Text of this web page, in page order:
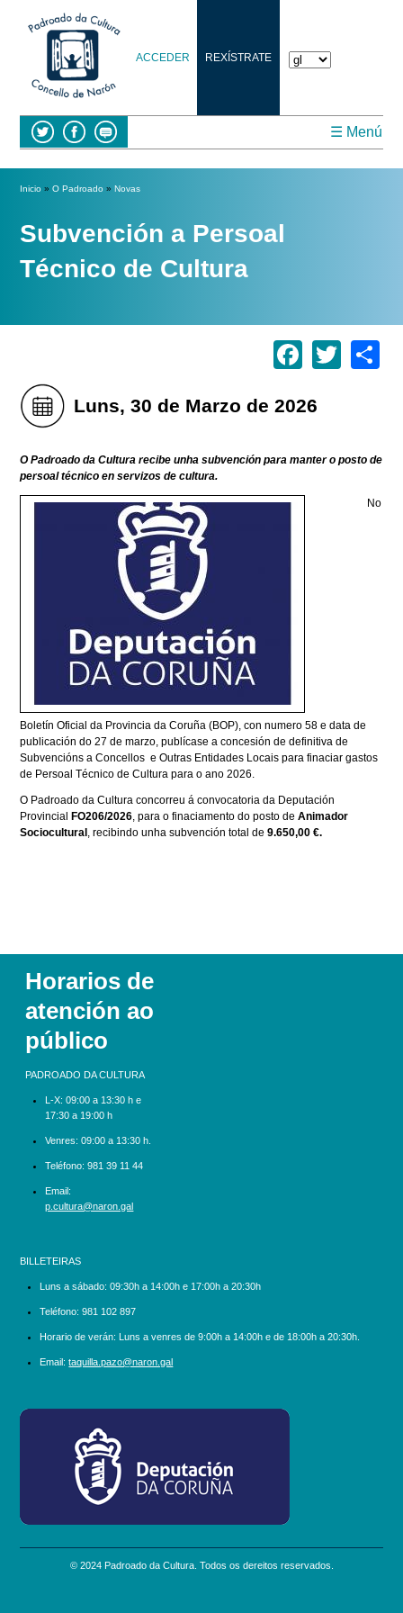
ACCEDER REXÍSTRATE
☰ Menú
Vostede está aquí
Inicio »O Padroado » Novas
Subvención a Persoal
Técnico de Cultura
Luns, 30 de Marzo de 2026
O Padroado da Cultura recibe unha subvención para manter o posto de
persoal técnico en servizos de cultura.
No
Boletín Oficial da Provincia da Coruña (BOP), con numero 58 e data de
publicación do 27 de marzo, publícase a concesión de definitiva de
Subvencións a Concellos e Outras Entidades Locais para finaciar gastos
de Persoal Técnico de Cultura para o ano 2026.
O Padroado da Cultura concorreu á convocatoria da Deputación
Provincial
FO206/2026, para o finaciamento do posto deAnimador
Sociocultural , recibindo unha subvención total de 9.650,00 €.
Horarios de
atención ao
público
PADROADO DA CULTURA
L-X: 09:00 a 13:30 h e
17:30 a 19:00 h
Venres: 09:00 a 13:30 h.
Teléfono: 981 39 11 44
Email:
p.cultura@naron.gal
BILLETEIRAS
Luns a sábado: 09:30h a 14:00h e 17:00h a 20:30h
Teléfono: 981 102 897
Horario de verán: Luns a venres de 9:00h a 14:00h e de 18:00h a 20:30h.
Email: taquilla.pazo@naron.gal
logo_depcoruna.png
© 2024 Padroado da Cultura. Todos os dereitos reservados.